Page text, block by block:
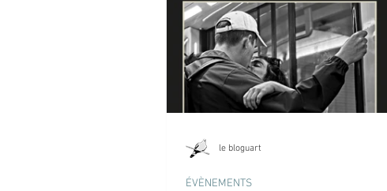
ÉVÈNEMENTS
le bloguart